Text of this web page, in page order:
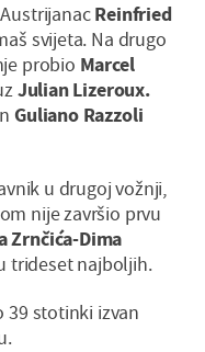
Reinfried
svijeta. Na drugo
probio Marcel
Julian Lizeroux.
Guliano Razzoli
u drugoj vožnji,
nije završio prvu
Zrnčića-Dima
trideset najboljih.
39 stotinki izvan